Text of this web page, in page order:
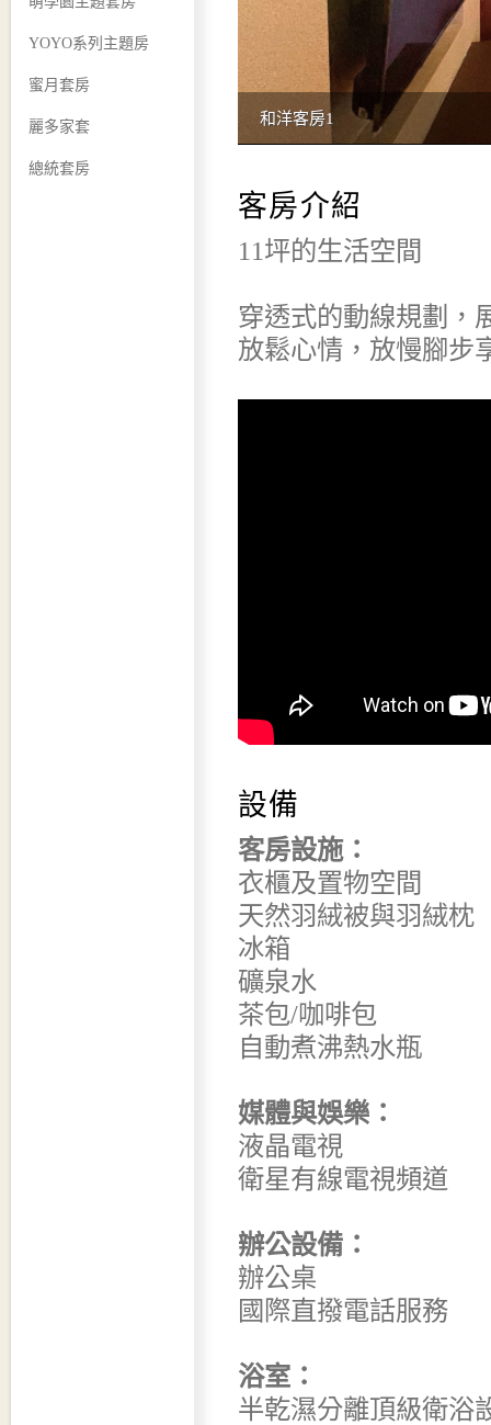
YOYO系列主題房
蜜月套房
麗多家套
總統套房
和洋客房1
客房介紹
11坪的生活空間
穿透式的動線規劃，
放鬆心情，放慢腳步
設備
客房設施：
衣櫃及置物空間
天然羽絨被與羽絨枕
冰箱
礦泉水
茶包/咖啡包
自動煮沸熱水瓶
媒體與娛樂：
液晶電視
衛星有線電視頻道
辦公設備：
辦公桌
國際直撥電話服務
浴室：
半乾濕分離頂級衛浴